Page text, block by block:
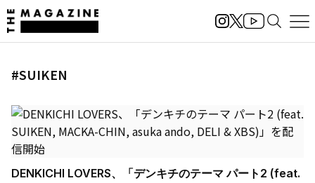
#SUIKEN
DENKICHI LOVERS、「デンキチのテーマ パート2 (feat.